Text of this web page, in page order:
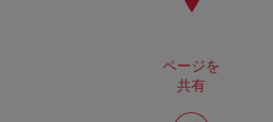
ページを
共有
ペ